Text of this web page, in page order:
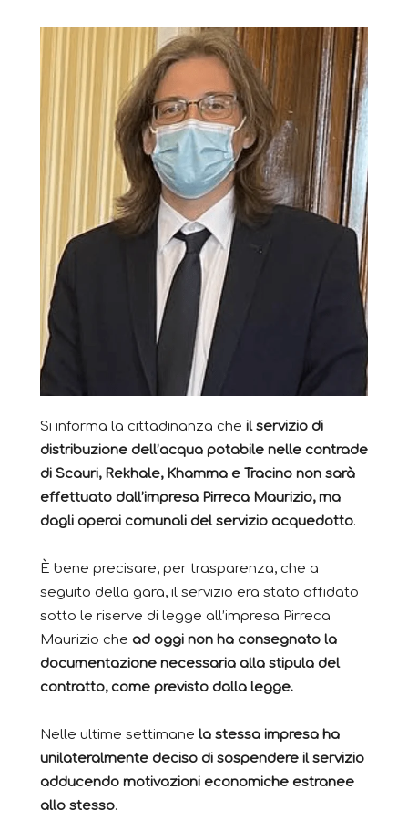
Si informa la cittadinanza che il servizio di
distribuzione dell’acqua potabile nelle contrade
di Scauri, Rekhale, Khamma e Tracino non sarà
effettuato dall’impresa Pirreca Maurizio, ma
dagli operai comunali del servizio acquedotto.
È bene precisare, per trasparenza, che a
seguito della gara, il servizio era stato affidato
sotto le riserve di legge all’impresa Pirreca
Maurizio che ad oggi non ha consegnato la
documentazione necessaria alla stipula del
contratto, come previsto dalla legge.
Nelle ultime settimane la stessa impresa ha
unilateralmente deciso di sospendere il servizio
adducendo motivazioni economiche estranee
allo stesso.